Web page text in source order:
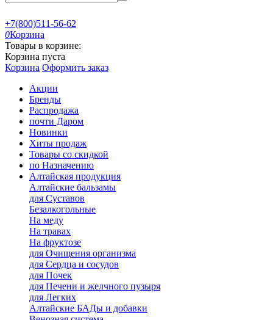
+7(800)511-56-62
0Корзина
Товары в корзине:
Корзина пуста
Корзина Оформить заказ
Акции
Бренды
Распродажа
почти Даром
Новинки
Хиты продаж
Товары со скидкой
по Назначению
Алтайская продукция
Алтайские бальзамы
для Суставов
Безалкогольные
На меду
На травах
На фруктозе
для Очищения организма
для Сердца и сосудов
для Почек
для Печени и желчного пузыря
для Легких
Алтайские БАДы и добавки